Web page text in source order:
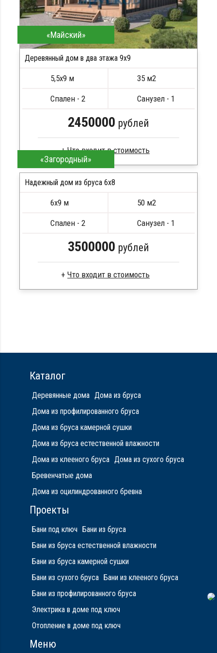
«Майский»
Деревянный дом в два этажа 9x9
5,5х9 м 35 м2
Спален - 2 Санузел - 1
2450000 рублей
Профилированный брус
Стропила, балки 50х200 мм
Метизы, саморезы, гвозди
«Загородный»
Надежный дом из бруса 6x8
6х9 м 50 м2
Спален - 2 Санузел - 1
3500000 рублей
Металлические сваи 108 диаметр
Каталог
Деревянные дома Дома из бруса
Дома из профилированного бруса
Дома из бруса камерной сушки
Дома из бруса естественной влажности
Дома из клееного бруса Дома из сухого бруса
Бревенчатые дома
Дома из оцилиндрованного бревна
Проекты
Бани под ключ Бани из бруса
Бани из бруса естественной влажности
Бани из бруса камерной сушки
Бани из сухого бруса Бани из клееного бруса
Бани из профилированного бруса
Электрика в доме под ключ
Отопление в доме под ключ
Меню